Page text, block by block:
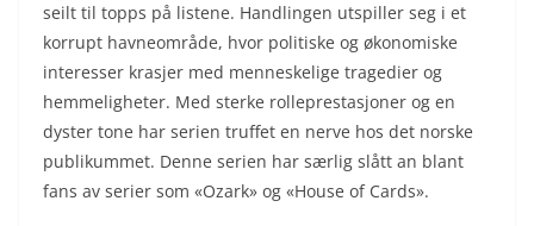
seilt til topps på listene. Handlingen utspiller seg i et
korrupt havneområde, hvor politiske og økonomiske
interesser krasjer med menneskelige tragedier og
hemmeligheter. Med sterke rolleprestasjoner og en
dyster tone har serien truffet en nerve hos det norske
publikummet. Denne serien har særlig slått an blant
fans av serier som «Ozark» og «House of Cards».